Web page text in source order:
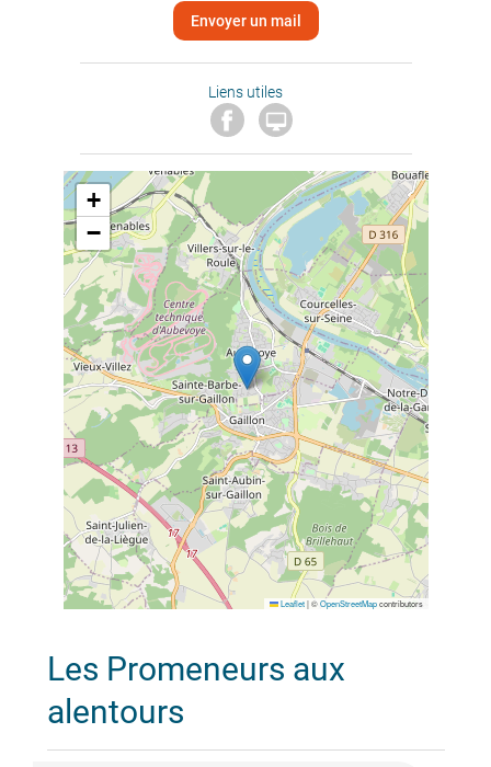
Envoyer un mail
Liens utiles

+
−
Leaflet |©OpenStreetMapcontributors
Les Promeneurs aux
alentours